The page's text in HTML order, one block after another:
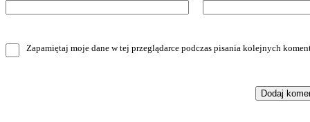
Zapamiętaj moje dane w tej przeglądarce podczas pisania kolejnych